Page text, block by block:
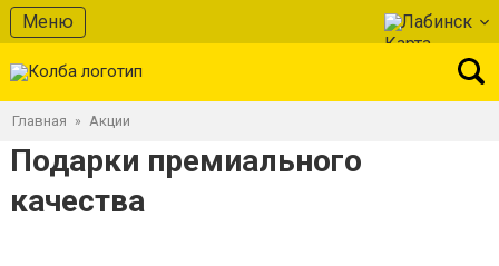
Меню Лабинск
Главная » Акции
Подарки премиального
качества